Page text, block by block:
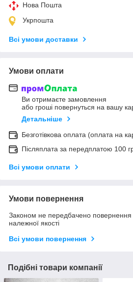
Нова Пошта
Укрпошта
Всі умови доставки
Умови оплати
Ви отримаєте замовлення
або гроші повернуться на вашу
Детальніше
Безготівкова оплата (оплата на
Післяплата за передплатою 100
Всі умови оплати
Умови повернення
Законом не передбачено повернення
належної якості
Всі умови повернення
Подібні товари компанії